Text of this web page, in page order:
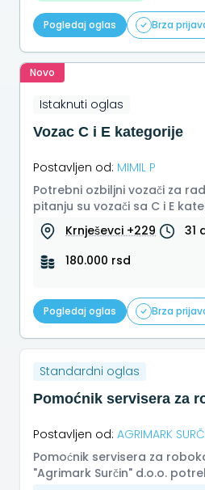
Pogledaj oglas Brza
Novo
Istaknuti oglas
Vozac C i E kategorije
Postavljen od: MIMIL P
Potrebni ozbiljni vozači za
pitanju su vozači sa C i E
00605566711
Krnješevci +229
31
180.000 rsd
Pogledaj oglas Brza
Standardni oglas
Pomoćnik servisera za
Postavljen od: AGRIMARK
Pomoćnik servisera za
"Agrimark Surčin" d.o.o.